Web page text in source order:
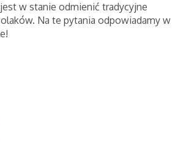
w stanie odmienić tradycyjne
Na te pytania odpowiadamy w